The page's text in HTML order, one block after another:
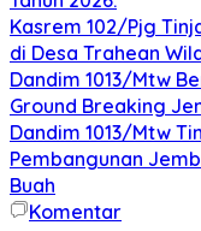
Kasrem 102/Pjg
di Desa Trahean
Dandim 1013/Mtw
Ground Breaking
Dandim 1013/Mtw
Pembangunan
Buah
Komentar